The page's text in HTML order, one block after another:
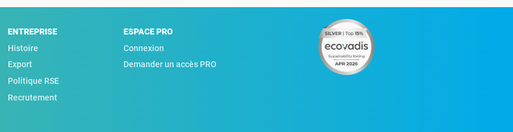
ENTREPRISE
Histoire
Export
Politique RSE
Recrutement
ESPACE PRO
Connexion
Demander un accès PRO